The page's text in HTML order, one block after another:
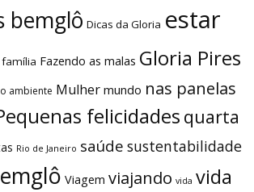
bemglô Dicas da Gloria estar
família Fazendo as malas Gloria Pires
ambiente Mulher mundo nas panelas
felicidades quarta
Rio de Janeiro saúde sustentabilidade
Viagem viajando vida vida